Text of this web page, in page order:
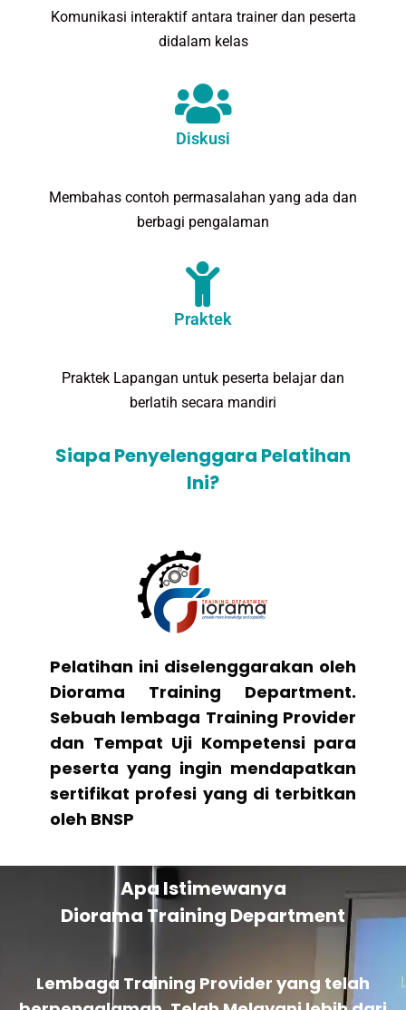
Komunikasi interaktif antara trainer dan peserta
didalam kelas
Diskusi
Membahas contoh permasalahan yang ada dan
berbagi pengalaman
Praktek
Praktek Lapangan untuk peserta belajar dan
berlatih secara mandiri
Siapa Penyelenggara Pelatihan
Ini?
Pelatihan ini diselenggarakan oleh
Diorama Training Department.
Sebuah lembaga Training Provider
dan Tempat Uji Kompetensi para
peserta yang ingin mendapatkan
sertifikat profesi yang di terbitkan
oleh BNSP
Apa Istimewanya
Diorama Training Department
Lembaga Training Provider yang telah